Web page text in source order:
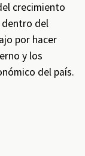
crecimiento
dentro del
por hacer
y los
del país.